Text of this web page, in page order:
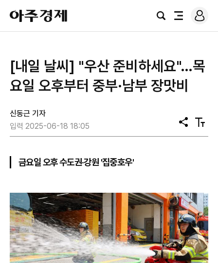
아
주
경
검
전
로
그
[내일 날씨] "우산 준비하세요"…목
요일 오후부터 중부·남부 장맛비
신동근 기자
입력 2025-06-18 18:05
공
유
텍
스
금요일 오후 수도권·강원 '집중호우'